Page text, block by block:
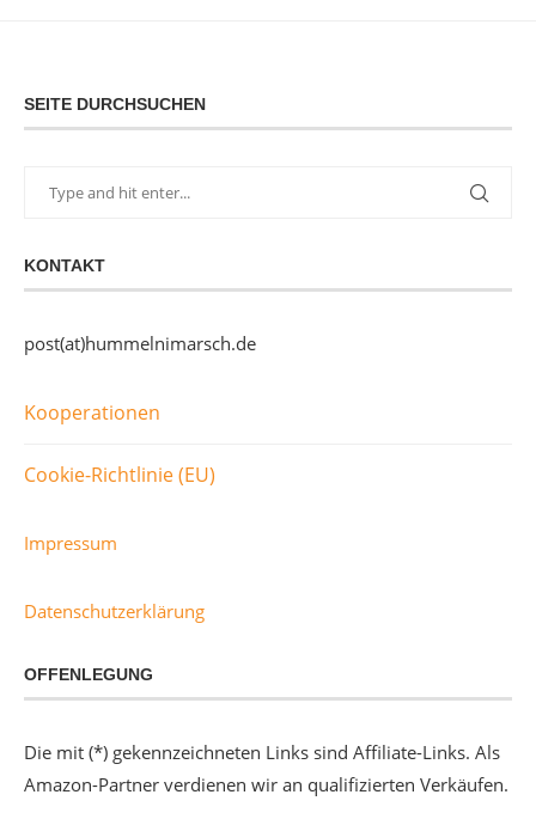
SEITE DURCHSUCHEN
KONTAKT
post(at)hummelnimarsch.de
Kooperationen
Cookie-Richtlinie (EU)
Impressum
Datenschutzerklärung
OFFENLEGUNG
Die mit (*) gekennzeichneten Links sind Affiliate-Links. Als
Amazon-Partner verdienen wir an qualifizierten Verkäufen.